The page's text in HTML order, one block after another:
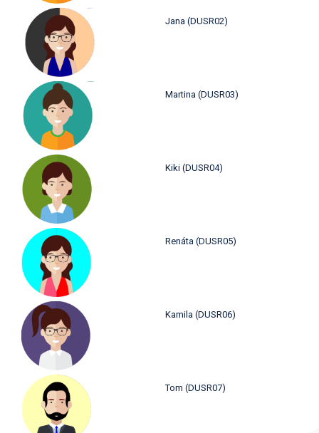
Jana (DUSR02)
Martina (DUSR03)
Kiki (DUSR04)
Renáta (DUSR05)
Kamila (DUSR06)
Tom (DUSR07)